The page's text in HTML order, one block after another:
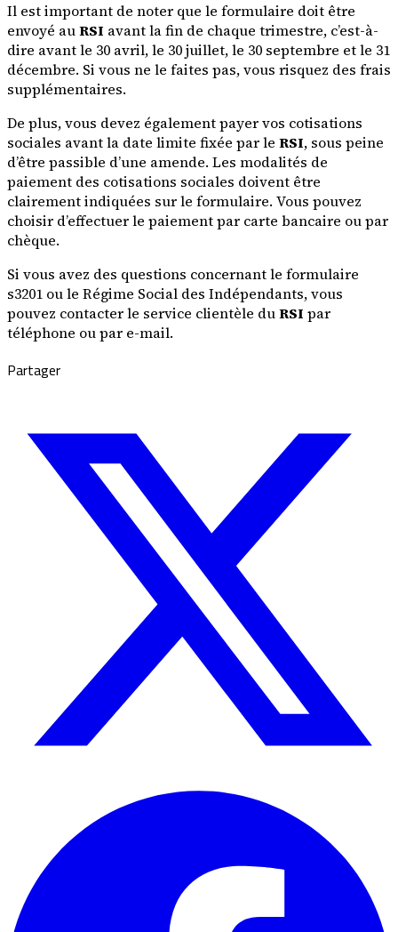
Il est important de noter que le formulaire doit être
envoyé auRSI avant la fin de chaque trimestre, c’est-à-
dire avant le 30 avril, le 30 juillet, le 30 septembre et le 31
décembre. Si vous ne le faites pas, vous risquez des frais
supplémentaires.
De plus, vous devez également payer vos cotisations
sociales avant la date limite fixée par le RSI, sous peine
d’être passible d’une amende. Les modalités de
paiement des cotisations sociales doivent être
clairement indiquées sur le formulaire. Vous pouvez
choisir d’effectuer le paiement par carte bancaire ou par
chèque.
Si vous avez des questions concernant le formulaire
s3201 ou le Régime Social des Indépendants, vous
pouvez contacter le service clientèle duRSI par
téléphone ou par e-mail.
Partager